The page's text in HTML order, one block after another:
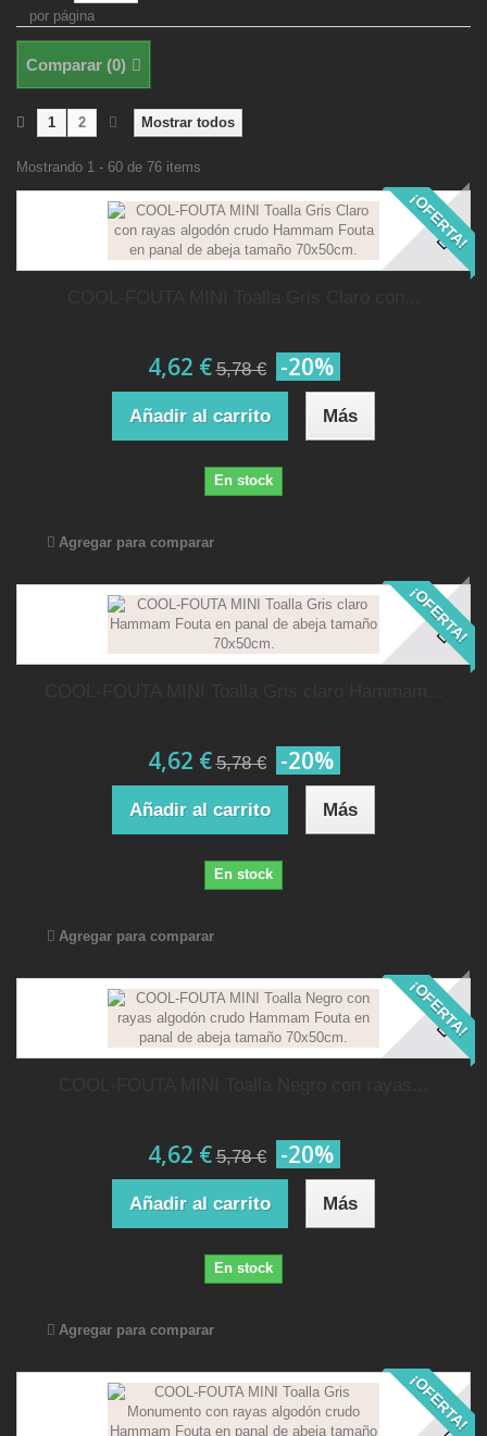
por página
Comparar (0)
Mostrar todos
1 2
Mostrando 1 - 60 de 76 items
¡OFERTA!
4,62 € 5,78 € -20%
Añadir al carrito Más
En stock
Agregar para comparar
¡OFERTA!
4,62 € 5,78 € -20%
Añadir al carrito Más
En stock
Agregar para comparar
¡OFERTA!
4,62 € 5,78 € -20%
Añadir al carrito Más
En stock
Agregar para comparar
¡OFERTA!